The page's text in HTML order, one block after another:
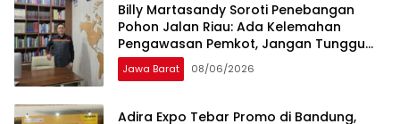
Billy Martasandy Soroti Penebangan
Pohon Jalan Riau: Ada Kelemahan
Pengawasan Pemkot, Jangan Tunggu
Viral Baru Bertindak
Jawa Barat 08/06/2026
Adira Expo Tebar Promo di Bandung,